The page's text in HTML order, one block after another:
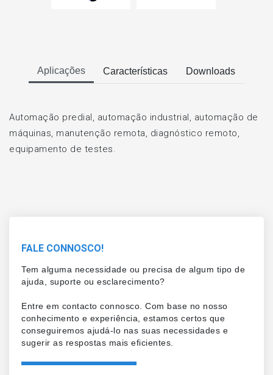
Aplicações Características Downloads
Automação predial, automação industrial, automação de
máquinas, manutenção remota, diagnóstico remoto,
equipamento de testes.
FALE CONNOSCO!
Tem alguma necessidade ou precisa de algum tipo de
ajuda, suporte ou esclarecimento?
Entre em contacto connosco. Com base no nosso
conhecimento e experiência, estamos certos que
conseguiremos ajudá-lo nas suas necessidades e
sugerir as respostas mais eficientes.